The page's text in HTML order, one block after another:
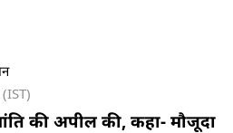
की अपील की, कहा- मौजूदा